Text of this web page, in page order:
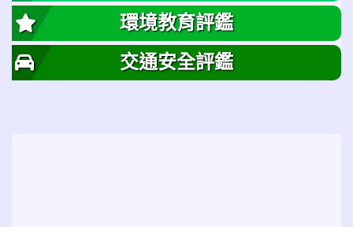
環境教育評鑑
交通安全評鑑